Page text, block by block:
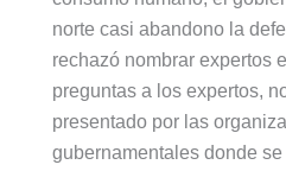
norte casi abandono la
rechazó nombrar expertos
preguntas a los expertos,
presentado por las
gubernamentales donde